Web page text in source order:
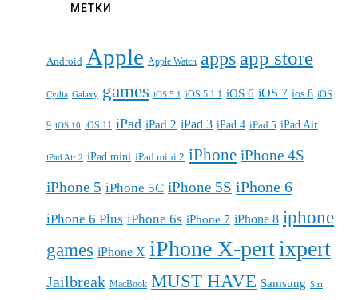
МЕТКИ
Android Apple Apple Watch apps app store
Cydia Galaxy games iOS 5.1 iOS 5.1.1 iOS 6 iOS 7 ios 8 iOS
9 iOS 10 iOS 11 iPad iPad 2 iPad 3 iPad 4 iPad 5 iPad Air
iPad Air 2 iPad mini iPad mini 2 iPhone iPhone 4S
iPhone 5 iPhone 5C iPhone 5S iPhone 6
iPhone 6 Plus iPhone 6s iPhone 7 iPhone 8 iphone
games iPhone X iPhone X-pertixpert
Jailbreak MacBook MUST HAVE Samsung Siri